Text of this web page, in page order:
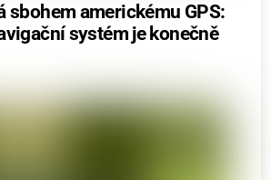
sbohem americkému GPS:
systém je konečně